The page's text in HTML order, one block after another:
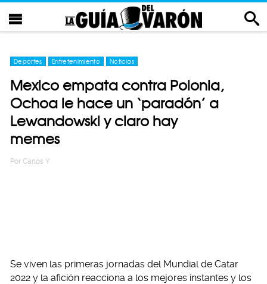
Deportes Entretenimiento Noticias
Mexico empata contra Polonia,
Ochoa le hace un ‘paradón’ a
Lewandowski y claro hay
memes
Por Carlos Y
Se viven las primeras jornadas del Mundial de Catar
2022 y la afición reacciona a los mejores instantes y los